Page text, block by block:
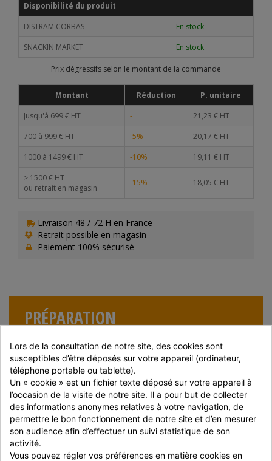
Disponibilité du produit
DISTRAM CORBAS
En stock
SNACKIN MARKET
En stock
Prix dégressifs selon le montant de la commande
Montant Réduction
P. unitaire
Jusqu'à 699 € HT
-
21,23 € HT
700 à 999 € HT
-5%
20,17 € HT
1000 à 1499 € HT
-10%
19,11 € HT
> 1500 € HT
ou retrait en magasin
-15% 18,05 € HT
Livraison 48 / 72 H en France
Retrait possible en magasin
Paiement 100% sécurisé
PRÉPARATION
format, la coupelle à proposer à vos clients.
COMPOSITION
Huile de colza, eau, vinaigre d'alcool, sucre, oignon séché
5%, purée de tomates mi-réduite, jaune d'OEUF*, sel, oignon
en poudre 0,5%, amidon modifié, paprika en poudre, piment
0,5%, conservateur (sorbate de potassium), acidifiant (acide
citrique), antioxydant (calcium disodium EDTA), épaissisants
Lors de la consultation de notre site, des cookies sont
susceptibles d’être déposés sur votre appareil (ordinateur,
téléphone portable ou tablette).
Un « cookie » est un fichier texte déposé sur votre appareil à
l’occasion de la visite de notre site. Il a pour but de collecter
des informations anonymes relatives à votre navigation, de
permettre le bon fonctionnement de notre site et d’en mesurer
son audience afin d’effectuer un suivi statistique de son
activité.
Vous pouvez régler vos préférences en matière cookies en